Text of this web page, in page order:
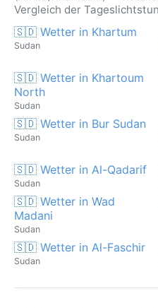
Vergleich der
🇸🇩 Wetter in Khartum
Sudan
🇸🇩 Wetter in Khartoum
North
Sudan
🇸🇩 Wetter in Bur Sudan
Sudan
🇸🇩 Wetter in Al-Qadarif
Sudan
🇸🇩 Wetter in Wad
Madani
Sudan
🇸🇩 Wetter in Al-Faschir
Sudan